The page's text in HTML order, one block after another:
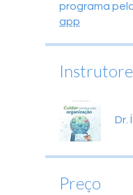
programa
app
Dr.
Preço